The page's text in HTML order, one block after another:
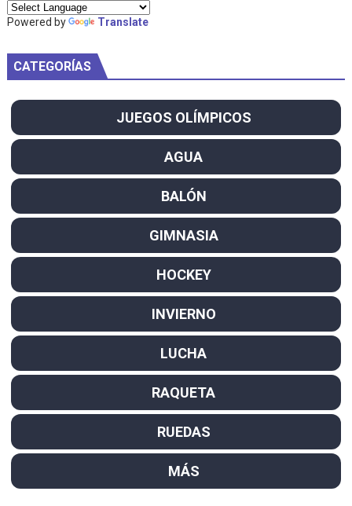
Powered by Translate
CATEGORÍAS
JUEGOS OLÍMPICOS
AGUA
BALÓN
GIMNASIA
HOCKEY
INVIERNO
LUCHA
RAQUETA
RUEDAS
MÁS